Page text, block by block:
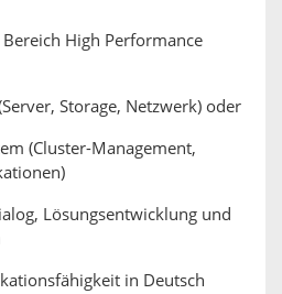
High Performance
Storage, Netzwerk) oder
(Cluster-Management,
Lösungsentwicklung und
in Deutsch